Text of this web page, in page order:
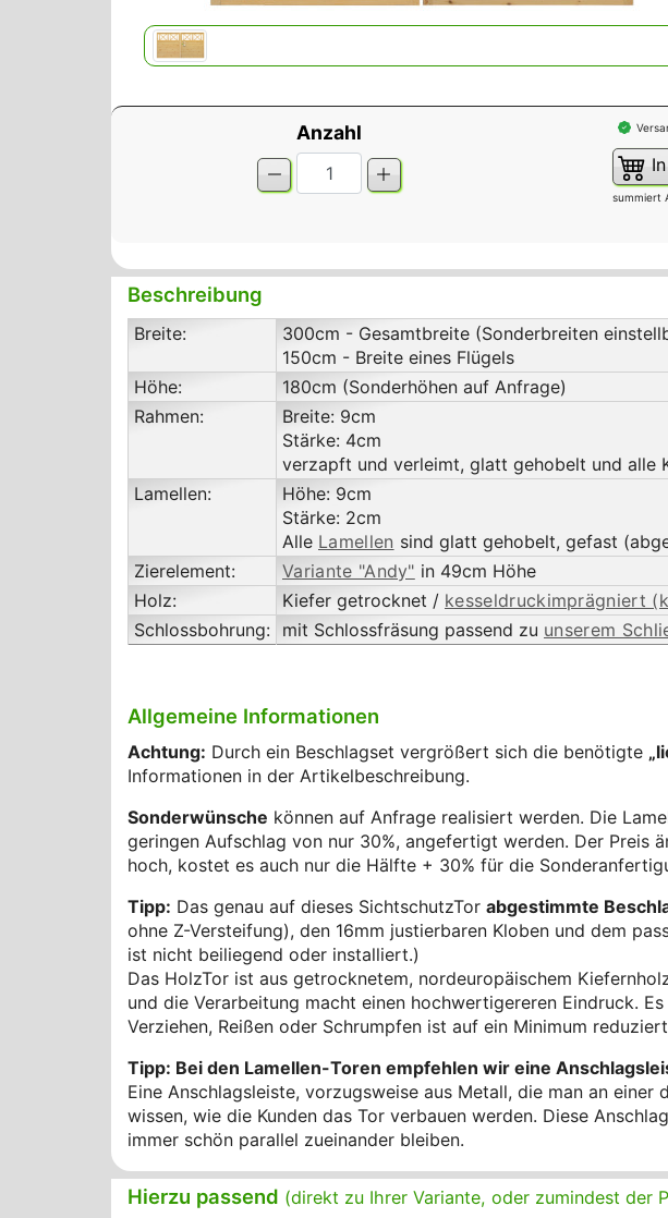
Anzahl
summiert
Beschreibung
Breite:
300cm - Gesamtbreite (Sonderbreiten
150cm - Breite eines Flügels
Höhe:
180cm (Sonderhöhen auf Anfrage)
Rahmen:
Breite: 9cm
Stärke: 4cm
verzapft und verleimt, glatt gehobelt und alle
Lamellen:
Höhe: 9cm
Stärke: 2cm
Alle Lamellen sind glatt gehobelt, gefast
Zierelement:
Variante "Andy" in 49cm Höhe
Holz:
Kiefer getrocknet / kesseldruckimprägniert
Schlossbohrung: mit Schlossfräsung passend zu unserem
Allgemeine Informationen
Achtung: Durch ein Beschlagset vergrößert sich die benötigte
Informationen in der Artikelbeschreibung.
Sonderwünsche können auf Anfrage realisiert werden. Die
geringen Aufschlag von nur 30%, angefertigt werden. Der Preis
hoch, kostet es auch nur die Hälfte + 30% für die
Tipp: Das genau auf dieses SichtschutzTor abgestimmte
ohne Z-Versteifung), den 16mm justierbaren Kloben und dem
ist nicht beiliegend oder installiert.)
Das HolzTor ist aus getrocknetem, nordeuropäischem
und die Verarbeitung macht einen hochwertigereren Eindruck.
Verziehen, Reißen oder Schrumpfen ist auf ein Minimum
Tipp: Bei den Lamellen-Toren empfehlen wir eine
Eine Anschlagsleiste, vorzugsweise aus Metall, die man an
wissen, wie die Kunden das Tor verbauen werden. Diese
immer schön parallel zueinander bleiben.
Hierzu passend (direkt zu Ihrer Variante, oder zumindest der